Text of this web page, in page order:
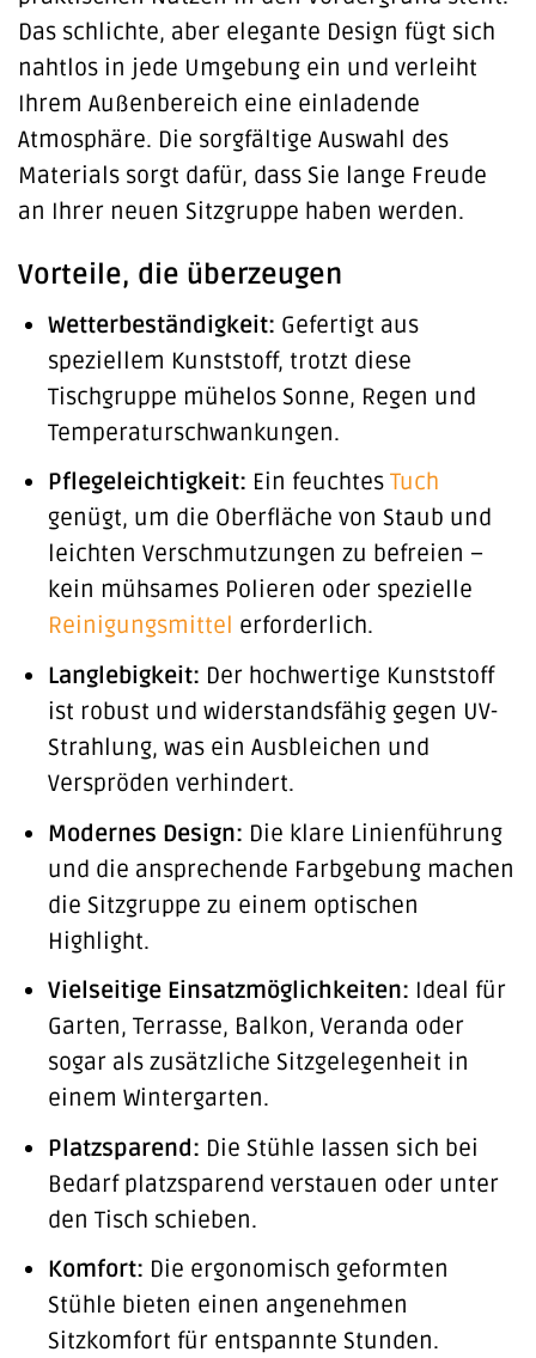
Das schlichte, aber elegante Design fügt sich
nahtlos in jede Umgebung ein und verleiht
Ihrem Außenbereich eine einladende
Atmosphäre. Die sorgfältige Auswahl des
Materials sorgt dafür, dass Sie lange Freude
an Ihrer neuen Sitzgruppe haben werden.
Vorteile, die überzeugen
Wetterbeständigkeit: Gefertigt aus
speziellem Kunststoff, trotzt diese
Tischgruppe mühelos Sonne, Regen und
Temperaturschwankungen.
Pflegeleichtigkeit: Ein feuchtes Tuch
genügt, um die Oberfläche von Staub und
leichten Verschmutzungen zu befreien –
kein mühsames Polieren oder spezielle
Reinigungsmittel erforderlich.
Langlebigkeit: Der hochwertige Kunststoff
ist robust und widerstandsfähig gegen UV-
Strahlung, was ein Ausbleichen und
Verspröden verhindert.
Modernes Design: Die klare Linienführung
und die ansprechende Farbgebung machen
die Sitzgruppe zu einem optischen
Highlight.
Vielseitige Einsatzmöglichkeiten: Ideal für
Garten, Terrasse, Balkon, Veranda oder
sogar als zusätzliche Sitzgelegenheit in
einem Wintergarten.
Platzsparend: Die Stühle lassen sich bei
Bedarf platzsparend verstauen oder unter
den Tisch schieben.
Komfort: Die ergonomisch geformten
Stühle bieten einen angenehmen
Sitzkomfort für entspannte Stunden.